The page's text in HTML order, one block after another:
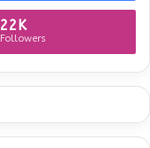
22K
Followers